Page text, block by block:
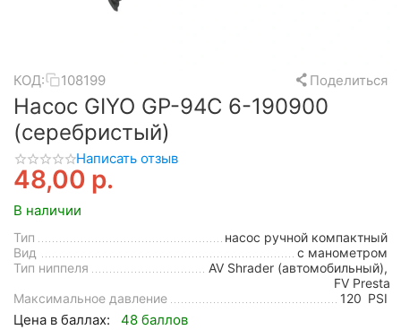
КОД: 108199 Поделиться
Насос GIYO GP-94C 6-190900
(серебристый)
Написать отзыв
48,00 р.
В наличии
Тип
насос ручной компактный
Вид
с манометром
Тип ниппеля
AV Shrader (автомобильный),
FV Presta
Максимальное давление
120 PSI
Цена в баллах:
48 баллов